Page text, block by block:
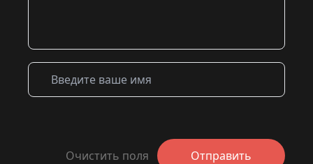
Очистить поля Отправить